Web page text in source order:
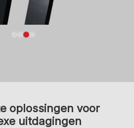
oplossingen voor
uitdagingen